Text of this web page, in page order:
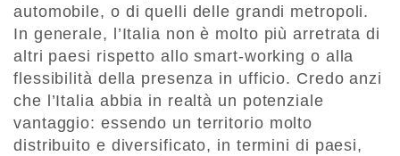
automobile, o di quelli delle grandi metropoli.
In generale, l’Italia non è molto più arretrata di
altri paesi rispetto allo smart-working o alla
flessibilità della presenza in ufficio. Credo anzi
che l’Italia abbia in realtà un potenziale
vantaggio: essendo un territorio molto
distribuito e diversificato, in termini di paesi,